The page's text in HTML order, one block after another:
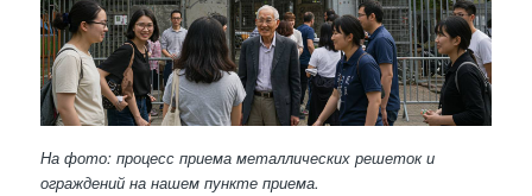
На фото: процесс приема металлических решеток и
ограждений на нашем пункте приема.